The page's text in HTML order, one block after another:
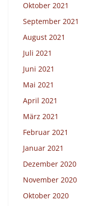
Oktober 2021
September 2021
August 2021
Juli 2021
Juni 2021
Mai 2021
April 2021
März 2021
Februar 2021
Januar 2021
Dezember 2020
November 2020
Oktober 2020